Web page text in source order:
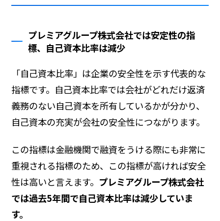
プレミアグループ株式会社では安定性の指
標、自己資本比率は減少
「自己資本比率」は企業の安全性を示す代表的な
指標です。自己資本比率では会社がどれだけ返済
義務のない自己資本を所有しているかが分かり、
自己資本の充実が会社の安全性につながります。
この指標は金融機関で融資をうける際にも非常に
重視される指標のため、この指標が高ければ安全
性は高いと言えます。 プレミアグループ株式会社
では過去5年間で自己資本比率は減少していま
す。